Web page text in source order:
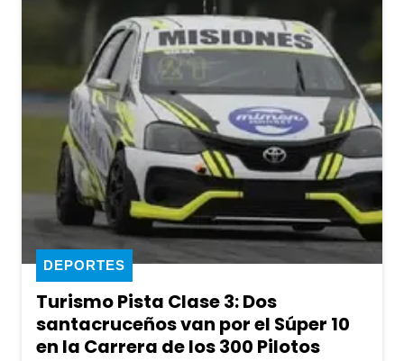
Turismo Pista Clase 3: Dos
santacruceños van por el Súper 10
en la Carrera de los 300 Pilotos
DEPORTES